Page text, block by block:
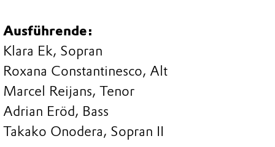
Ausführende:
Klara Ek, Sopran
Roxana Constantinesco, Alt
Marcel Reijans, Tenor
Adrian Eröd, Bass
Takako Onodera, Sopran II